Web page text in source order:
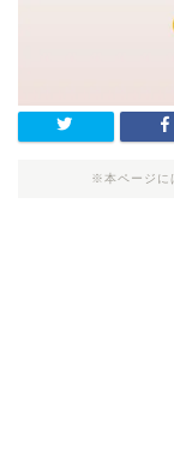
※本ページに